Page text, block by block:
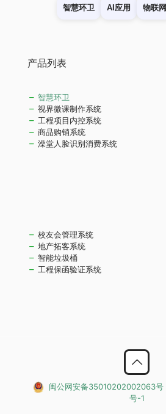
智慧环卫 AI应用 物联网
产品列表
智慧环卫
视界微课制作系统
工程项目内控系统
商品购销系统
澡堂人脸识别消费系统
校友会管理系统
地产拓客系统
智能垃圾桶
工程保函验证系统
闽公网安备35010202002063号
号-1